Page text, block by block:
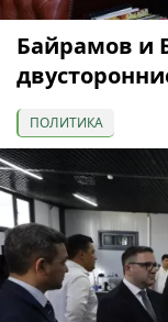
Байрамов и
ПОЛИТИКА